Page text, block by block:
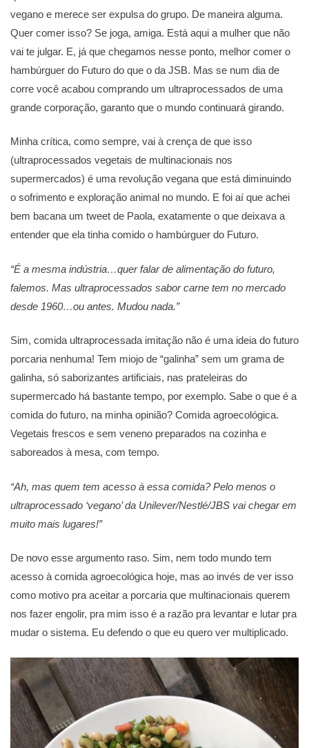
vegano e merece ser expulsa do grupo. De maneira alguma.
Quer comer isso? Se joga, amiga. Está aqui a mulher que não
vai te julgar. E, já que chegamos nesse ponto, melhor comer o
hambúrguer do Futuro do que o da JSB. Mas se num dia de
corre você acabou comprando um ultraprocessados de uma
grande corporação, garanto que o mundo continuará girando.
Minha crítica, como sempre, vai à crença de que isso
(ultraprocessados vegetais de multinacionais nos
supermercados) é uma revolução vegana que está diminuindo
o sofrimento e exploração animal no mundo. E foi aí que achei
bem bacana um tweet de Paola, exatamente o que deixava a
entender que ela tinha comido o hambúrguer do Futuro.
“É a mesma indústria…quer falar de alimentação do futuro,
falemos. Mas ultraprocessados sabor carne tem no mercado
desde 1960…ou antes. Mudou nada.”
Sim, comida ultraprocessada imitação não é uma ideia do futuro
porcaria nenhuma! Tem miojo de “galinha” sem um grama de
galinha, só saborizantes artificiais, nas prateleiras do
supermercado há bastante tempo, por exemplo. Sabe o que é a
comida do futuro, na minha opinião? Comida agroecológica.
Vegetais frescos e sem veneno preparados na cozinha e
saboreados à mesa, com tempo.
“Ah, mas quem tem acesso à essa comida? Pelo menos o
ultraprocessado ‘vegano’ da Unilever/Nestlé/JBS vai chegar em
muito mais lugares!”
De novo esse argumento raso. Sim, nem todo mundo tem
acesso à comida agroecológica hoje, mas ao invés de ver isso
como motivo pra aceitar a porcaria que multinacionais querem
nos fazer engolir, pra mim isso é a razão pra levantar e lutar pra
mudar o sistema. Eu defendo o que eu quero ver multiplicado.